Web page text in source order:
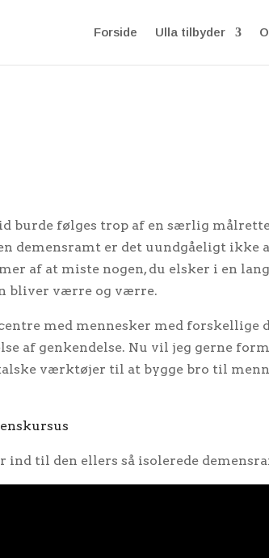
Forside Ulla tilbyder
burde følges trop af en særlig
demensramt er det uundgåeligt ikke
af at miste nogen, du elsker i en
bliver værre og værre.
med mennesker med forskellige
af genkendelse. Nu vil jeg gerne
værktøjer til at bygge bro til
ind til den ellers så isolerede